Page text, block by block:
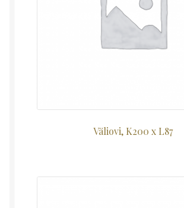
Väliovi, K200 x L87